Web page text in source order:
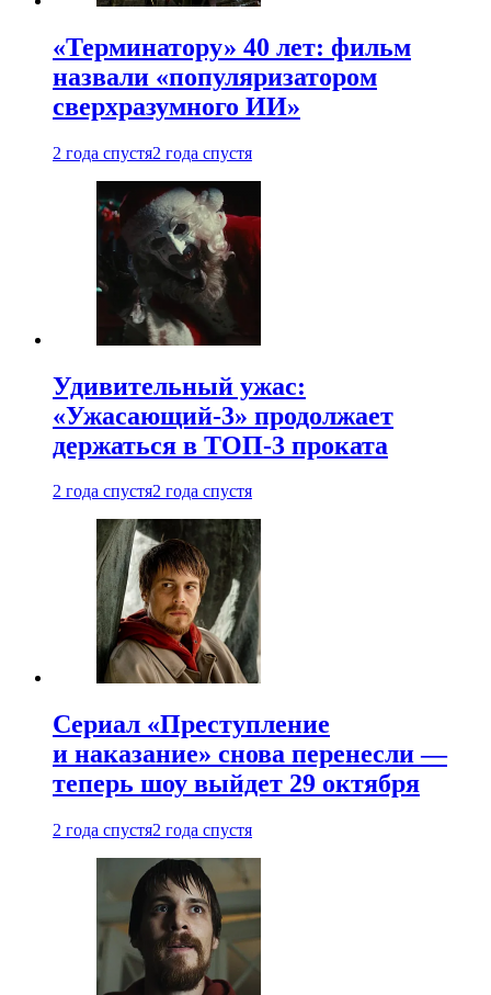
«Терминатору» 40 лет: фильм
назвали «популяризатором
сверхразумного ИИ»
2 года спустя2 года спустя
Удивительный ужас:
«Ужасающий-3» продолжает
держаться в ТОП-3 проката
2 года спустя2 года спустя
Сериал «Преступление
и наказание» снова перенесли —
теперь шоу выйдет 29 октября
2 года спустя2 года спустя